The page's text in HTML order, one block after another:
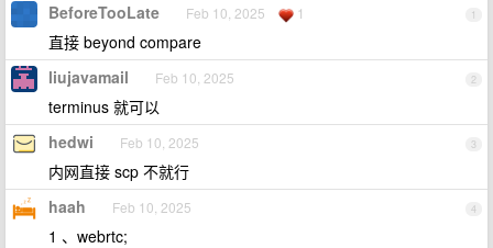
1
BeforeTooLate Feb 10, 2025 1
直接 beyond compare
2
liujavamail Feb 10, 2025
terminus 就可以
3
hedwi Feb 10, 2025
内网直接 scp 不就行
4
haah Feb 10, 2025
1 、webrtc;